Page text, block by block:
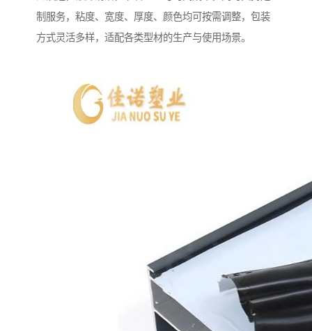
制服务，粘度、宽度、厚度、颜色均可按需调整，包装
方式灵活多样，适配各类型材的生产与使用场景。